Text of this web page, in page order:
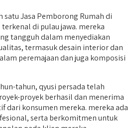
satu Jasa Pemborong Rumah di
di pulau jawa. mereka
tangguh dalam menyediakan
termasuk desain interior dan
peremajaan dan juga komposisi
tahun, qyusi persada telah
proyek berhasil dan menerima
dari konsumen mereka. mereka ada
serta berkomitmen untuk